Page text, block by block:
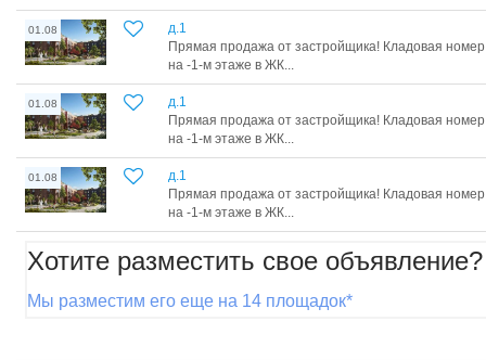
01.08
д.1
Прямая продажа от застройщика! Кладовая
на -1-м этаже в ЖК...
01.08
д.1
Прямая продажа от застройщика! Кладовая
на -1-м этаже в ЖК...
01.08
д.1
Прямая продажа от застройщика! Кладовая
на -1-м этаже в ЖК...
Хотите разместить свое объявление?
Мы разместим его еще на 14 площадок*